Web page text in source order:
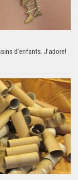
d’enfants. J’adore!